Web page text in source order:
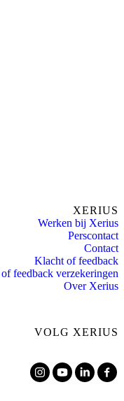
XERIUS
Werken bij Xerius
Perscontact
Contact
Klacht of feedback
feedback verzekeringen
Over Xerius
VOLG XERIUS